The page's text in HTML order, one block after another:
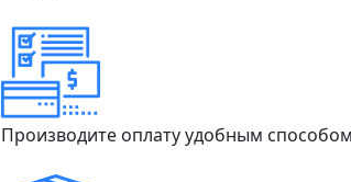
Производите оплату удобным способом